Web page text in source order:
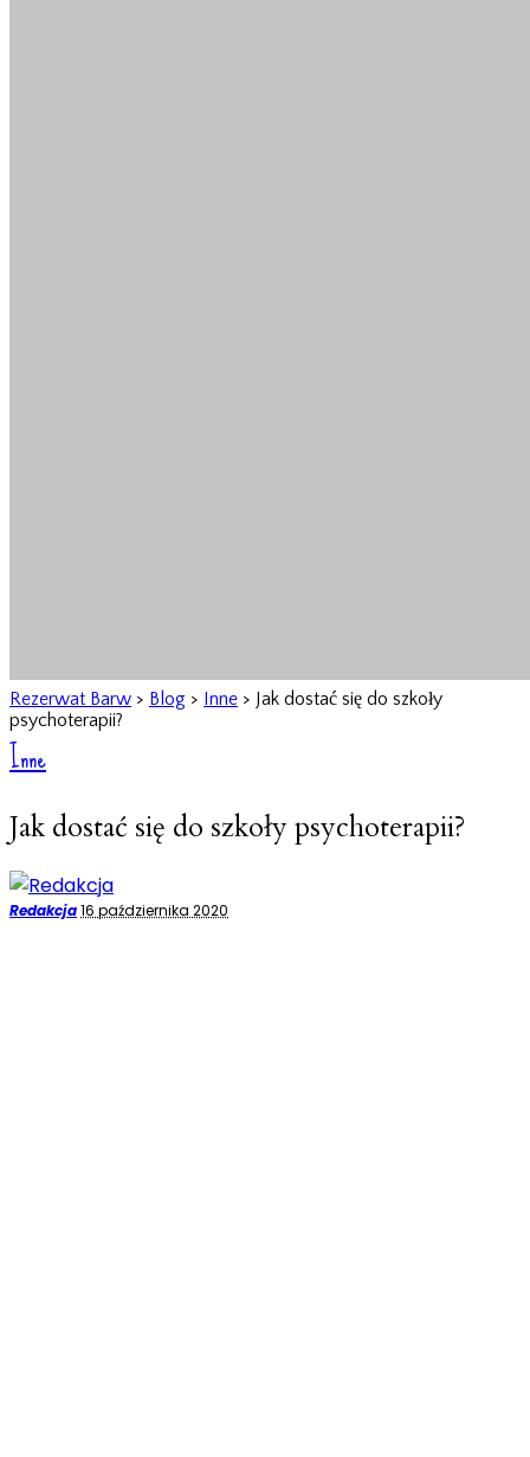
Rezerwat Barw > Blog > Inne > Jak dostać się do szkoły
psychoterapii?
Inne
Jak dostać się do szkoły psychoterapii?
Posted
Redakcja16 października 2020